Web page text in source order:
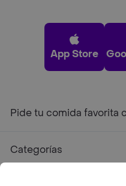
App Store
Pide tu comida favorita
Categorías